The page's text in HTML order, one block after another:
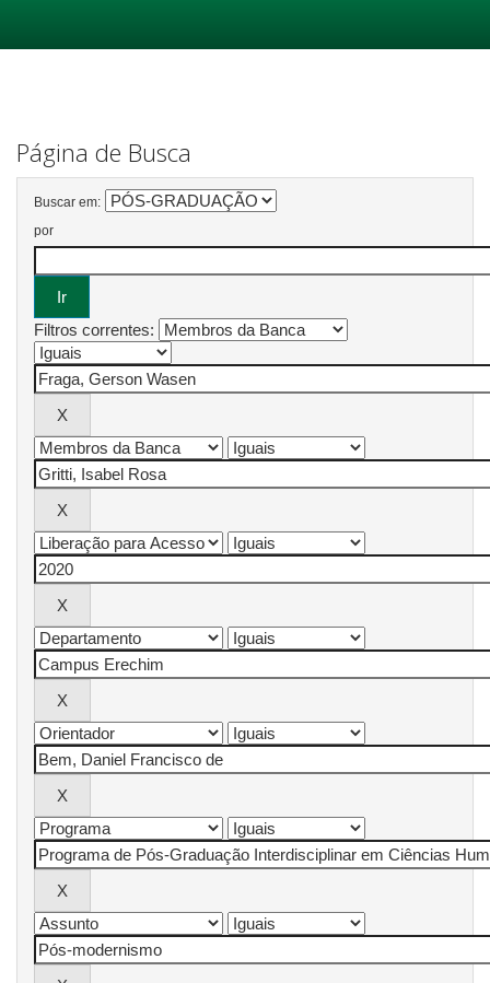
Página de Busca
Buscar em:
por
Filtros correntes: